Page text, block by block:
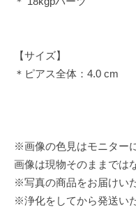
【サイズ】
＊ピアス全体：4.0 cm
※画像の色見はモニター
画像は現物そのままでは
※写真の商品をお届けい
※浄化をしてから発送い